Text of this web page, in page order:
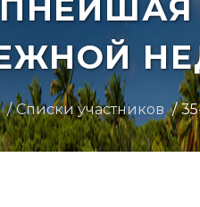
Списки участников